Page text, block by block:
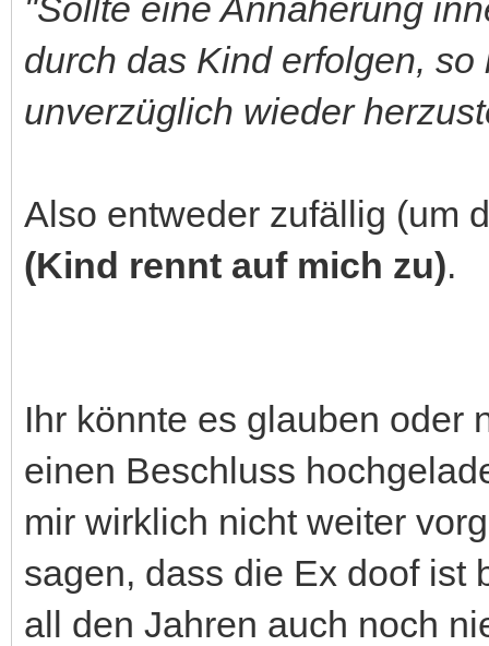
"Sollte eine Annäherung
durch das Kind erfolgen,
unverzüglich wieder
Also entweder zufällig (um
(Kind rennt auf mich zu).
Ihr könnte es glauben oder
einen Beschluss
mir wirklich nicht weiter
sagen, dass die Ex doof ist
all den Jahren auch noch